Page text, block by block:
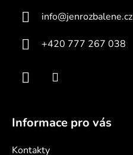
info@jenrozbalene.cz
+420 777 267 038
Informace pro vás
Kontakty